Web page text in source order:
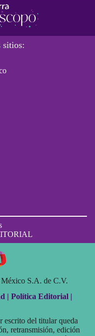
sitios:
S.A. de C.V.
| Política Editorial |
escrito del titular queda
retransmisión, edición